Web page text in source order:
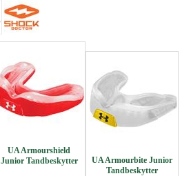
UA Armourshield
Junior Tandbeskytter
UA Armourbite Junior
Tandbeskytter